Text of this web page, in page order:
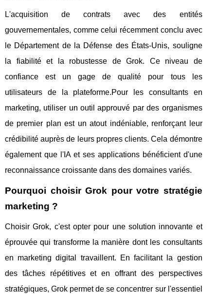
L'acquisition de contrats avec des entités
gouvernementales, comme celui récemment conclu avec
le Département de la Défense des États-Unis, souligne
la fiabilité et la robustesse de Grok. Ce niveau de
confiance est un gage de qualité pour tous les
utilisateurs de la plateforme.Pour les consultants en
marketing, utiliser un outil approuvé par des organismes
de premier plan est un atout indéniable, renforçant leur
crédibilité auprès de leurs propres clients. Cela démontre
également que l'IA et ses applications bénéficient d'une
reconnaissance croissante dans des domaines variés.
Pourquoi choisir Grok pour votre stratégie
marketing ?
Choisir Grok, c'est opter pour une solution innovante et
éprouvée qui transforme la manière dont les consultants
en marketing digital travaillent. En facilitant la gestion
des tâches répétitives et en offrant des perspectives
stratégiques, Grok permet de se concentrer sur l'essentiel